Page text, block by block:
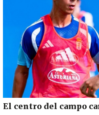
El centro del campo